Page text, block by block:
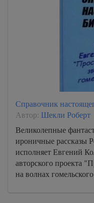
Справочник
Автор: Шекли Роберт
Великолепные
ироничные рассказы
исполняет Евгений
авторского проекта
на волнах